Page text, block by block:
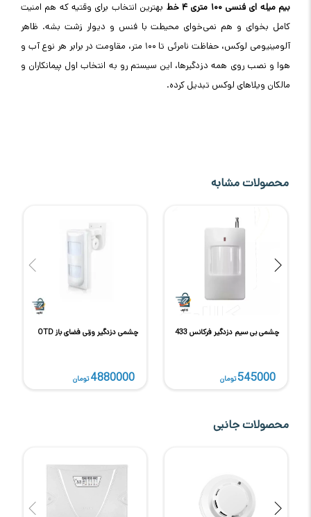
بیم میله‌ ای فنسی ۱۰۰ متری ۴ خط
بهترین انتخاب برای وقتیه که هم امنیت
کامل بخوای و هم نمی‌خوای محیطت با فنس و دیوار زشت بشه. ظاهر
آلومینیومی لوکس، حفاظت نامرئی تا ۱۰۰ متر، مقاومت در برابر هر نوع آب و
هوا و نصب روی همه دزدگیرها، این سیستم رو به انتخاب اول پیمانکاران و
مالکان ویلاهای لوکس تبدیل کرده.
محصولات مشابه
چشمی بی سیم دزدگیر فرکانس 433
545000تومان
چشمی دزدگیر وزنی فضای باز OTD
4880000 تومان
محصولات جانبی